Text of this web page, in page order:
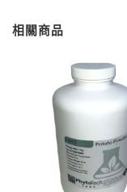
相關商品